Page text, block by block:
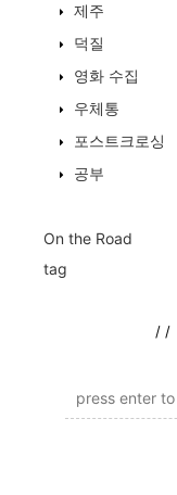
제주
덕질
영화 수집
우체통
포스트크로싱
공부
On the Road
tag
/ /